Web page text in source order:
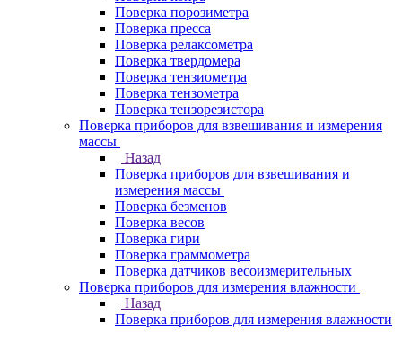
Поверка порозиметра
Поверка пресса
Поверка релаксометра
Поверка твердомера
Поверка тензиометра
Поверка тензометра
Поверка тензорезистора
Поверка приборов для взвешивания и измерения
массы
Назад
Поверка приборов для взвешивания и
измерения массы
Поверка безменов
Поверка весов
Поверка гири
Поверка граммометра
Поверка датчиков весоизмерительных
Поверка приборов для измерения влажности
Назад
Поверка приборов для измерения влажности